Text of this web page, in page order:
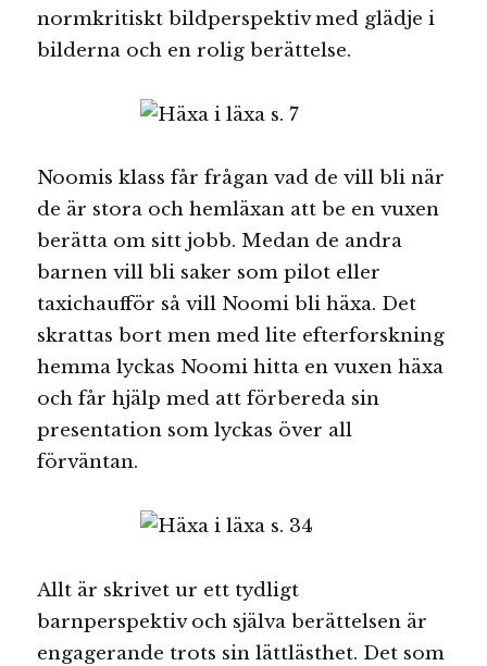
normkritiskt bildperspektiv med glädje i
bilderna och en rolig berättelse.
Noomis klass får frågan vad de vill bli när
de är stora och hemläxan att be en vuxen
berätta om sitt jobb. Medan de andra
barnen vill bli saker som pilot eller
taxichaufför så vill Noomi bli häxa. Det
skrattas bort men med lite efterforskning
hemma lyckas Noomi hitta en vuxen häxa
och får hjälp med att förbereda sin
presentation som lyckas över all
förväntan.
Allt är skrivet ur ett tydligt
barnperspektiv och själva berättelsen är
engagerande trots sin lättlästhet. Det som